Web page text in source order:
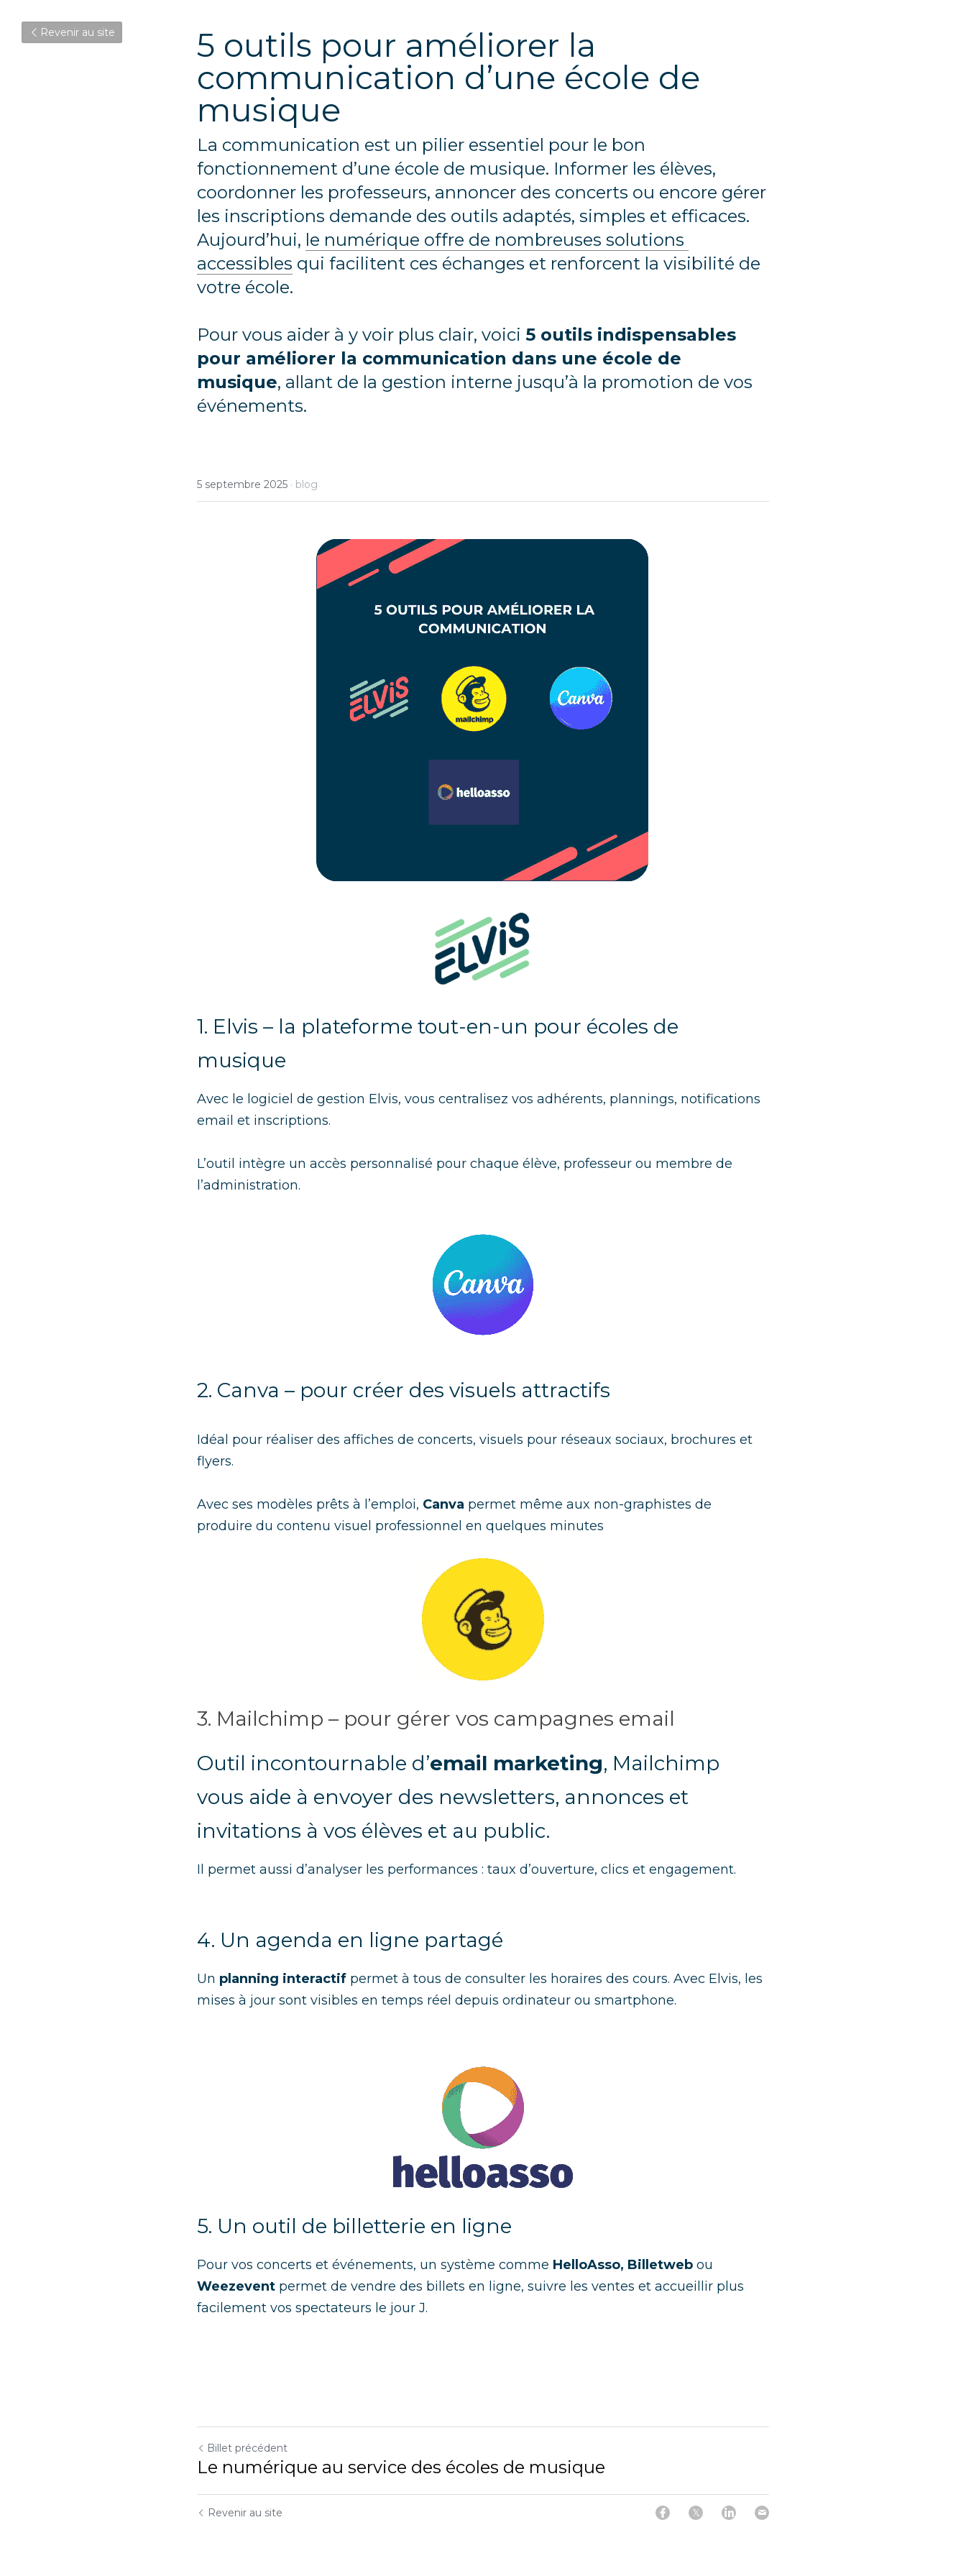
Revenir au site
5 outils pour améliorer la
communication d’une école de
musique
La communication est un pilier essentiel pour le bon
fonctionnement d’une école de musique. Informer les élèves,
coordonner les professeurs, annoncer des concerts ou encore gérer
les inscriptions demande des outils adaptés, simples et efficaces.
Aujourd’hui, le numérique offre de nombreuses solutions
accessibles qui facilitent ces échanges et renforcent la visibilité de
votre école.
Pour vous aider à y voir plus clair, voici 5 outils indispensables
pour améliorer la communication dans une école de
musique, allant de la gestion interne jusqu’à la promotion de vos
événements.
5 septembre 2025 · blog
1. Elvis – la plateforme tout-en-un pour écoles de
musique
Avec le logiciel de gestion Elvis, vous centralisez vos adhérents, plannings, notifications
email et inscriptions.
L’outil intègre un accès personnalisé pour chaque élève, professeur ou membre de
l’administration.
2. Canva – pour créer des visuels attractifs
Idéal pour réaliser des affiches de concerts, visuels pour réseaux sociaux, brochures et
flyers.
Avec ses modèles prêts à l’emploi, Canva permet même aux non-graphistes de
produire du contenu visuel professionnel en quelques minutes
3. Mailchimp – pour gérer vos campagnes email
Outil incontournable d’email marketing, Mailchimp
vous aide à envoyer des newsletters, annonces et
invitations à vos élèves et au public.
Il permet aussi d’analyser les performances : taux d’ouverture, clics et engagement.
4. Un agenda en ligne partagé
Un planning interactif permet à tous de consulter les horaires des cours. Avec Elvis, les
mises à jour sont visibles en temps réel depuis ordinateur ou smartphone.
5. Un outil de billetterie en ligne
Pour vos concerts et événements, un système comme HelloAsso, Billetweb
Weezevent permet de vendre des billets en ligne, suivre les ventes et accueillir plus
facilement vos spectateurs le jour J.
Billet précédent
Le numérique au service des écoles de musique
Revenir au site